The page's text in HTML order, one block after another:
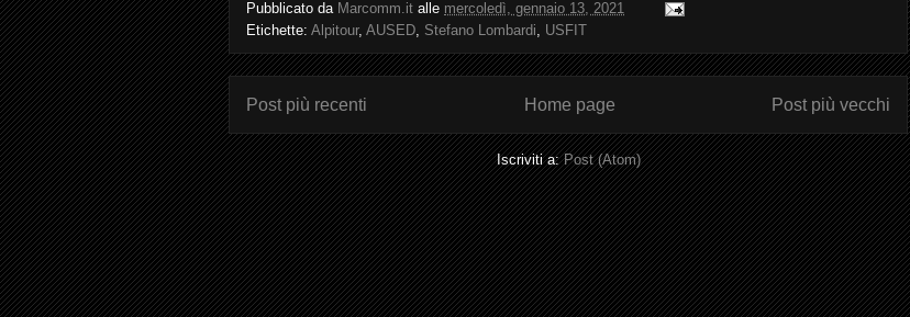
Pubblicato da Marcomm.it alle mercoledì, gennaio 13, 2021
Etichette: Alpitour, AUSED Stefano Lombardi USFIT
Post più recenti Post più vecchi
Home page
Iscriviti a:Post (Atom)